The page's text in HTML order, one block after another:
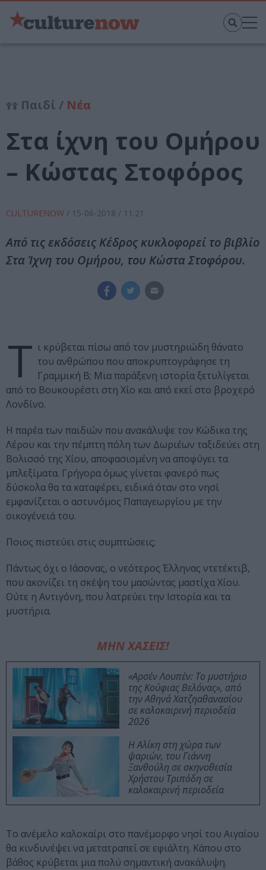
Παιδί / Νέα
Στα ίχνη του Ομήρου
– Κώστας Στοφόρος
CULTURENOW / 15-06-2018 / 11:21
Από τις εκδόσεις Κέδρος κυκλοφορεί το βιβλίο
Στα Ίχνη του Ομήρου, του Κώστα Στοφόρου.
Τ ι κρύβεται πίσω από τον μυστηριώδη θάνατο
του ανθρώπου που αποκρυπτογράφησε τη
Γραμμική Β; Μια παράξενη ιστορία ξετυλίγεται
από το Βουκουρέστι στη Χίο και από εκεί στο βροχερό
Λονδίνο.
Η παρέα των παιδιών που ανακάλυψε τον Κώδικα της
Λέρου και την πέμπτη πόλη των Δωριέων ταξιδεύει στη
Βολισσό της Χίου, αποφασισμένη να αποφύγει τα
μπλεξίματα. Γρήγορα όμως γίνεται φανερό πως
δύσκολα θα τα καταφέρει, ειδικά όταν στο νησί
εμφανίζεται ο αστυνόμος Παπαγεωργίου με την
οικογένειά του.
Ποιος πιστεύει στις συμπτώσεις;
Πάντως όχι ο Ιάσονας, ο νεότερος Έλληνας ντετέκτιβ,
που ακονίζει τη σκέψη του μασώντας μαστίχα Χίου.
Ούτε η Αντιγόνη, που λατρεύει την Ιστορία και τα
μυστήρια.
ΜΗΝ ΧΑΣΕΙΣ!
«Αρσέν Λουπέν: Το μυστήριο
της Κούφιας Βελόνας», από
την Αθηνά Χατζηαθανασίου
σε καλοκαιρινή περιοδεία
2026
Η Αλίκη στη χώρα των
ψαριών, του Γιάννη
Ξανθούλη σε σκηνοθεσία
Χρήστου Τριπόδη σε
καλοκαιρινή περιοδεία
Το ανέμελο καλοκαίρι στο πανέμορφο νησί του Αιγαίου
θα κινδυνέψει να μετατραπεί σε εφιάλτη. Κάπου στο
βάθος κρύβεται μια πολύ σημαντική ανακάλυψη.